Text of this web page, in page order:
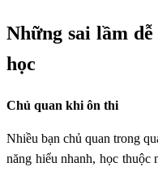
Những sai lầm
học
Chủ quan khi ôn thi
Nhiều bạn chủ quan trong
năng hiểu nhanh, học thuộc